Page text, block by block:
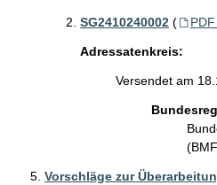
SG2410240002 (
Adressatenkreis:
Versendet am
Vorschläge zur